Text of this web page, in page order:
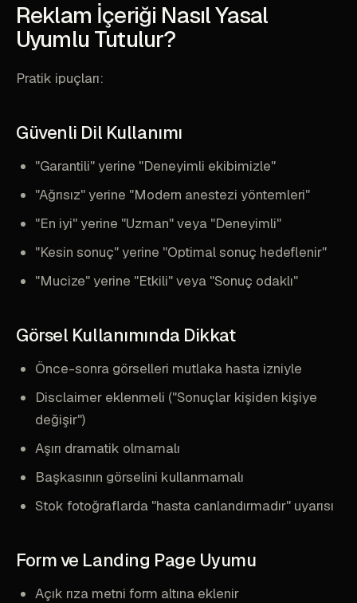
Reklam İçeriği Nasıl Yasal
Uyumlu Tutulur?
Pratik ipuçları:
Güvenli Dil Kullanımı
"Garantili" yerine "Deneyimli ekibimizle"
"Ağrısız" yerine "Modern anestezi yöntemleri"
"En iyi" yerine "Uzman" veya "Deneyimli"
"Kesin sonuç" yerine "Optimal sonuç hedeflenir"
"Mucize" yerine "Etkili" veya "Sonuç odaklı"
Görsel Kullanımında Dikkat
Önce-sonra görselleri mutlaka hasta izniyle
Disclaimer eklenmeli ("Sonuçlar kişiden kişiye
değişir")
Aşırı dramatik olmamalı
Başkasının görselini kullanmamalı
Stok fotoğraflarda "hasta canlandırmadır" uyarısı
Form ve Landing Page Uyumu
Açık rıza metni form altına eklenir